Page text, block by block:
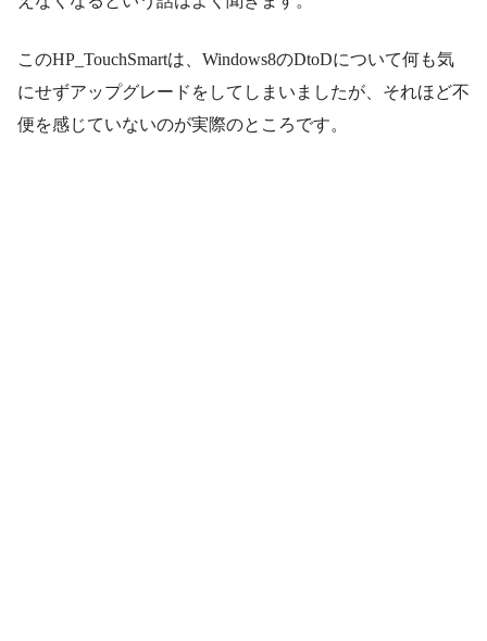
このHP_TouchSmartは、Windows8のDtoDについて何も気
にせずアップグレードをしてしまいましたが、それほど不
便を感じていないのが実際のところです。